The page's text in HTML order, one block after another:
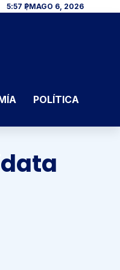
5:57 PMAGO 6, 2026
POLÍTICA